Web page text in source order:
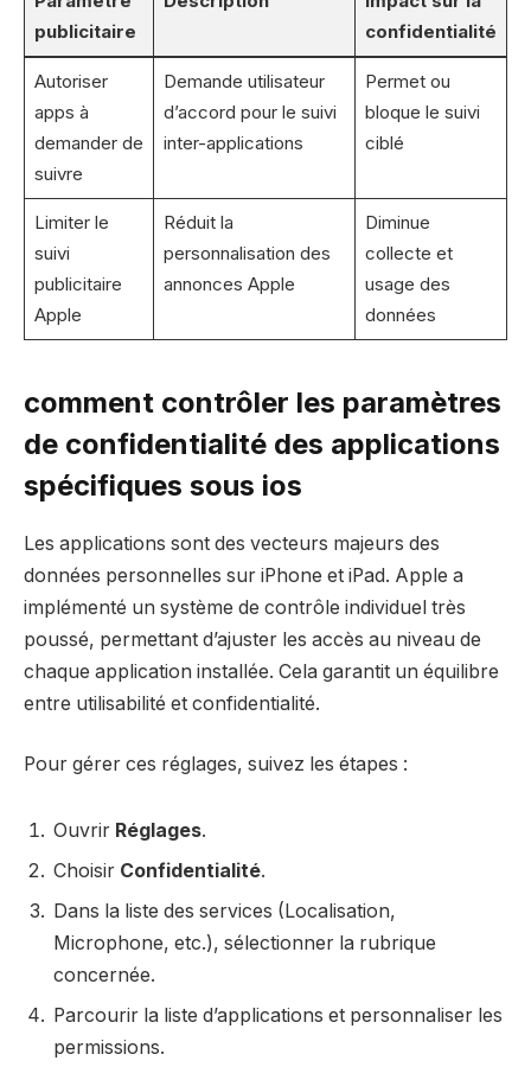
publicitaire
confidentialité
Autoriser
apps à
demander de
suivre
Demande utilisateur
d’accord pour le suivi
inter-applications
Permet ou
bloque le suivi
ciblé
Limiter le
suivi
publicitaire
Apple
Réduit la
personnalisation des
annonces Apple
Diminue
collecte et
usage des
données
comment contrôler les paramètres
de confidentialité des applications
spécifiques sous ios
Les applications sont des vecteurs majeurs des
données personnelles sur iPhone et iPad. Apple a
implémenté un système de contrôle individuel très
poussé, permettant d’ajuster les accès au niveau de
chaque application installée. Cela garantit un équilibre
entre utilisabilité et confidentialité.
Pour gérer ces réglages, suivez les étapes :
Ouvrir Réglages.
Choisir Confidentialité.
Dans la liste des services (Localisation,
Microphone, etc.), sélectionner la rubrique
concernée.
Parcourir la liste d’applications et personnaliser les
permissions.